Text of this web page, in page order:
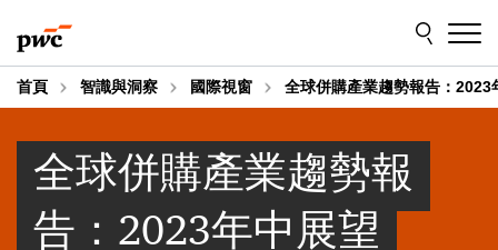
to
content
to
footer
首頁 智識與洞察 國際視窗 全球併購產業趨勢報告：2023
全球併購產業趨勢報
告：2023年中展望